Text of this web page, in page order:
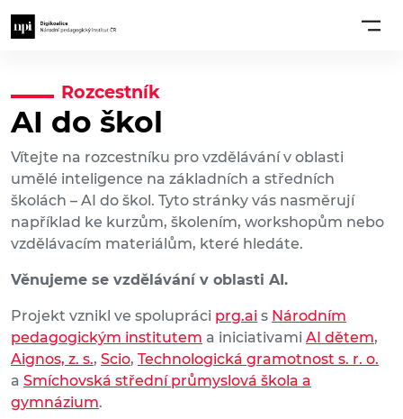
Rozcestník
AI do škol
Vítejte na rozcestníku pro vzdělávání v oblasti
umělé inteligence na základních a středních
školách – AI do škol. Tyto stránky vás nasměrují
například ke kurzům, školením, workshopům nebo
vzdělávacím materiálům, které hledáte.
Věnujeme se vzdělávání v oblasti AI.
Projekt vznikl ve spolupráci prg.ai s Národním
pedagogickým institutem a iniciativami AI dětem,
Aignos, z. s., Scio, Technologická gramotnost s. r. o.
a Smíchovská střední průmyslová škola a
gymnázium.